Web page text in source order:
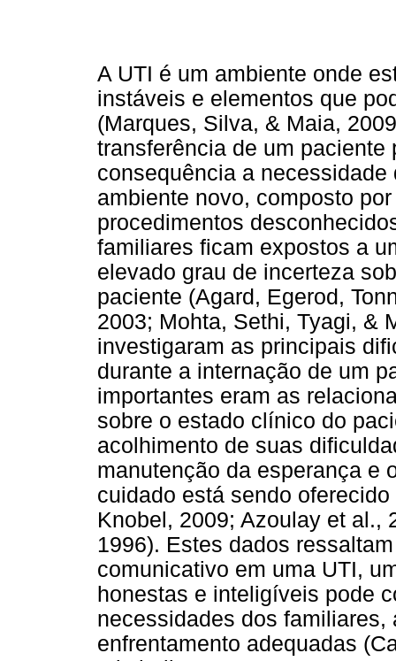
A UTI é um ambiente onde
instáveis e elementos que
(Marques, Silva, & Maia,
transferência de um paciente
consequência a
ambiente novo, composto
procedimentos
familiares ficam expostos a
elevado grau de incerteza
paciente (Agard, Egerod,
2003; Mohta, Sethi, Tyagi, &
investigaram as principais
durante a internação de um
importantes eram as
sobre o estado clínico do
acolhimento de suas
manutenção da esperança e
cuidado está sendo
Knobel, 2009; Azoulay et al.,
1996). Estes dados
comunicativo em uma UTI,
honestas e inteligíveis pode
necessidades dos
enfrentamento adequadas